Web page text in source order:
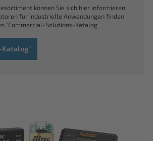
können Sie sich hier informieren:
für industrielle Anwendungen finden
"Commercial-Solutions-Katalog
Katalog"